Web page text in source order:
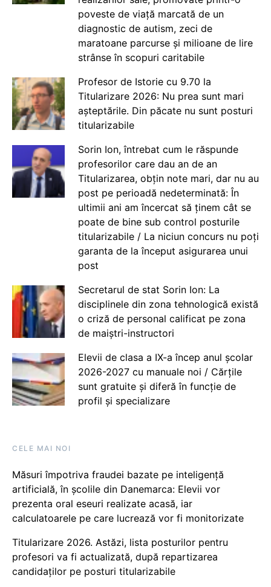
poveste de viață marcată de un
diagnostic de autism, zeci de
maratoane parcurse și milioane de lire
strânse în scopuri caritabile
Profesor de Istorie cu 9.70 la
Titularizare 2026: Nu prea sunt mari
așteptările. Din păcate nu sunt posturi
titularizabile
Sorin Ion, întrebat cum le răspunde
profesorilor care dau an de an
Titularizarea, obțin note mari, dar nu au
post pe perioadă nedeterminată: În
ultimii ani am încercat să ținem cât se
poate de bine sub control posturile
titularizabile / La niciun concurs nu poți
garanta de la început asigurarea unui
post
Secretarul de stat Sorin Ion: La
disciplinele din zona tehnologică există
o criză de personal calificat pe zona
de maiștri-instructori
Elevii de clasa a IX-a încep anul școlar
2026-2027 cu manuale noi / Cărțile
sunt gratuite și diferă în funcție de
profil și specializare
CELE MAI NOI
Măsuri împotriva fraudei bazate pe inteligență
artificială, în școlile din Danemarca: Elevii vor
prezenta oral eseuri realizate acasă, iar
calculatoarele pe care lucrează vor fi monitorizate
Titularizare 2026. Astăzi, lista posturilor pentru
profesori va fi actualizată, după repartizarea
candidaților pe posturi titularizabile